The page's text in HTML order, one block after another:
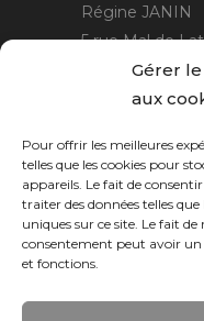
Gérer
aux
Pour offrir les meilleures
telles que les cookies pour
appareils. Le fait de
traiter des données telles
uniques sur ce site. Le fait
consentement peut avoir un
et fonctions.
Régine JANIN
5 rue Mal de
21220 Gevrey
06 15 15 80 29
Horaires :sur